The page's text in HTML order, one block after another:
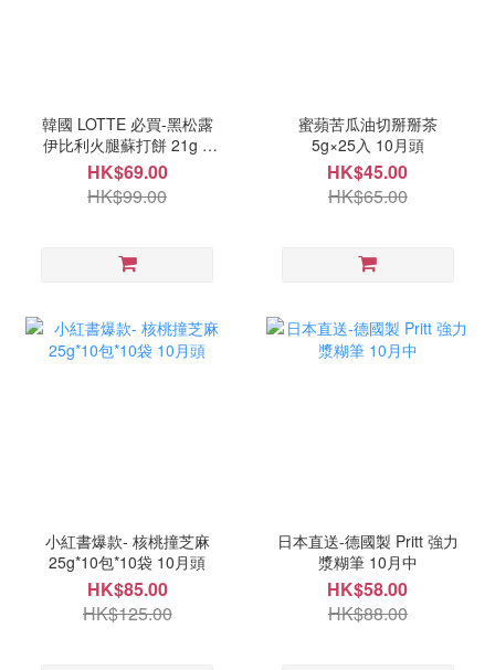
韓國 LOTTE 必買-黑松露
伊比利火腿蘇打餅 21g ×
14入 10月頭
HK$69.00
HK$99.00
蜜蘋苦瓜油切掰掰茶
5g×25入 10月頭
HK$45.00
HK$65.00
小紅書爆款- 核桃撞芝麻
25g*10包*10袋 10月頭
HK$85.00
HK$125.00
日本直送-德國製 Pritt 強力
漿糊筆 10月中
HK$58.00
HK$88.00